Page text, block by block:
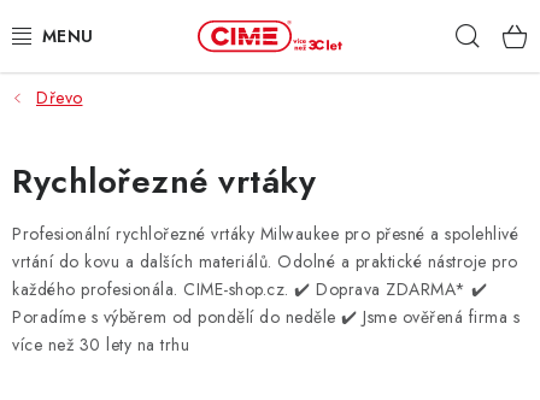
na
ZAHRADA, LES
DÍLNA, STAVBA
MILWAUKEE
ELEKTROMOBILITA
PROFI STROJE
Dřevo
Rychlořezné vrtáky
Profesionální rychlořezné vrtáky Milwaukee pro přesné a spolehlivé
vrtání do kovu a dalších materiálů. Odolné a praktické nástroje pro
každého profesionála. CIME-shop.cz. ✔️ Doprava ZDARMA* ✔️
Poradíme s výběrem od pondělí do neděle ✔️ Jsme ověřená firma s
více než 30 lety na trhu